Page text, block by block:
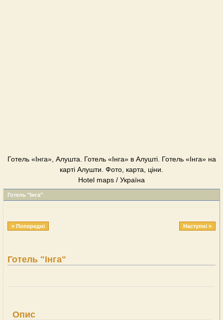
Готель «Інга», Алушта. Готель «Інга» в Алушті. Готель «Інга» на
карті Алушти. Фото, карта, ціни.
Hotel maps / Україна
Готель "Інга"
« Попередні Наступні »
Готель "Інга"
Опис